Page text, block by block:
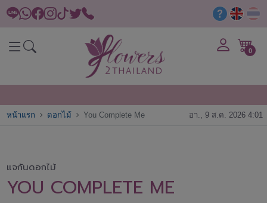
0
หน้าแรก ดอกไม้ You Complete Me อา., 9 ส.ค. 2026 4:01
แจกันดอกไม้
YOU COMPLETE ME